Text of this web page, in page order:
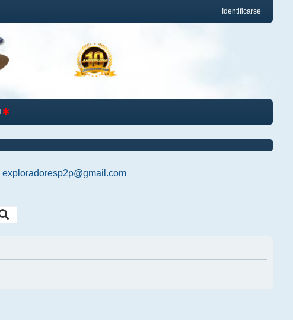
Identificarse
exploradoresp2p@gmail.com